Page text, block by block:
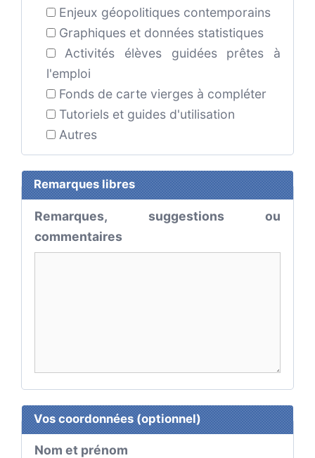
Enjeux géopolitiques contemporains
Graphiques et données statistiques
Activités élèves guidées prêtes à
l'emploi
Fonds de carte vierges à compléter
Tutoriels et guides d'utilisation
Autres
Remarques libres
Remarques, suggestions ou
commentaires
Vos coordonnées (optionnel)
Nom et prénom